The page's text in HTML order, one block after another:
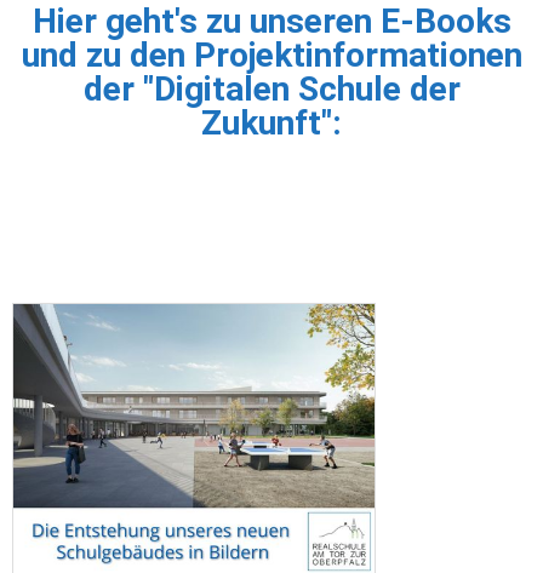
Hier geht's zu unseren E-Books
und zu den Projektinformationen
der "Digitalen Schule der
Zukunft":